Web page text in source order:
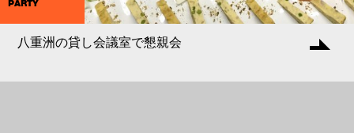
PARTY
八重洲の貸し会議室で懇親会